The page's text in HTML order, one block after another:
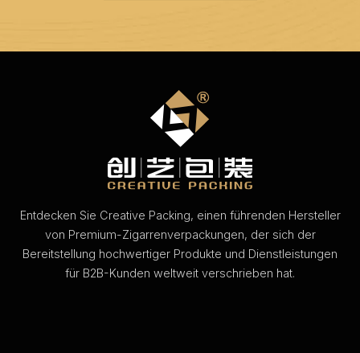
Entdecken Sie Creative Packing, einen führenden Hersteller
von Premium-Zigarrenverpackungen, der sich der
Bereitstellung hochwertiger Produkte und Dienstleistungen
für B2B-Kunden weltweit verschrieben hat.